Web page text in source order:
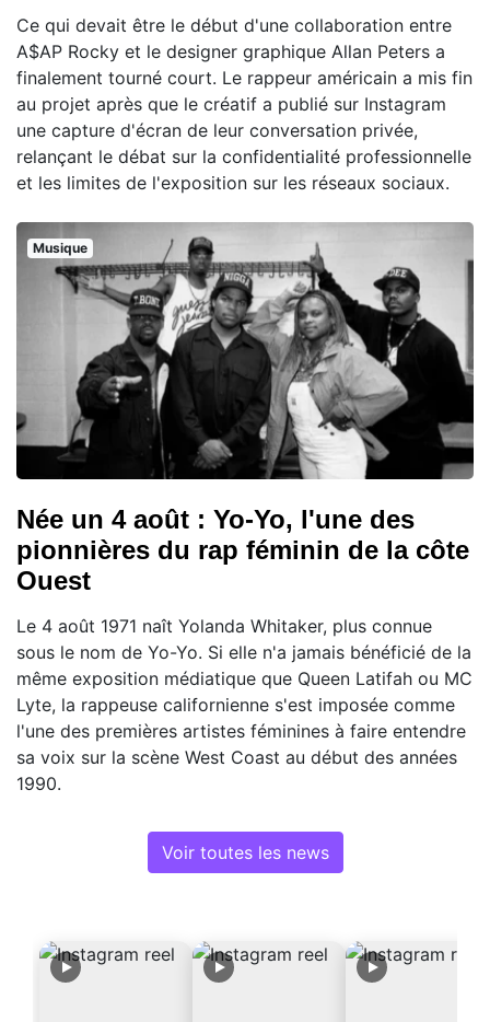
Ce qui devait être le début d'une collaboration entre
A$AP Rocky et le designer graphique Allan Peters a
finalement tourné court. Le rappeur américain a mis fin
au projet après que le créatif a publié sur Instagram
une capture d'écran de leur conversation privée,
relançant le débat sur la confidentialité professionnelle
et les limites de l'exposition sur les réseaux sociaux.
Musique
Née un 4 août : Yo-Yo, l'une des
pionnières du rap féminin de la côte
Ouest
Le 4 août 1971 naît Yolanda Whitaker, plus connue
sous le nom de Yo-Yo. Si elle n'a jamais bénéficié de la
même exposition médiatique que Queen Latifah ou MC
Lyte, la rappeuse californienne s'est imposée comme
l'une des premières artistes féminines à faire entendre
sa voix sur la scène West Coast au début des années
1990.
Voir toutes les news